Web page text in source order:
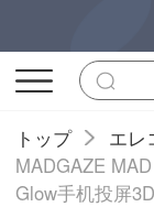
トップ
エレ
MADGAZE
Glow手机投屏